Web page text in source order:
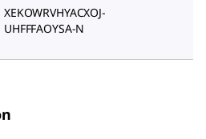
XEKOWRVHYACXOJ-
UHFFFAOYSA-N